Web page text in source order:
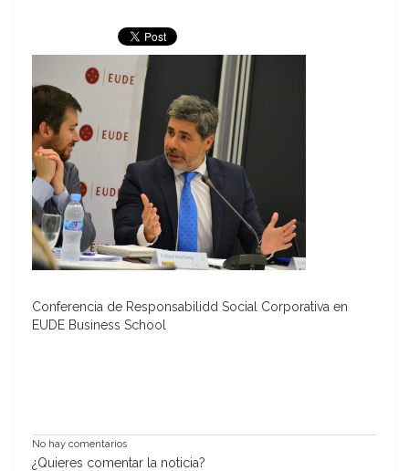
Conferencia de Responsabilidd Social Corporativa en
EUDE Business School
No hay comentarios
¿Quieres comentar la noticia?